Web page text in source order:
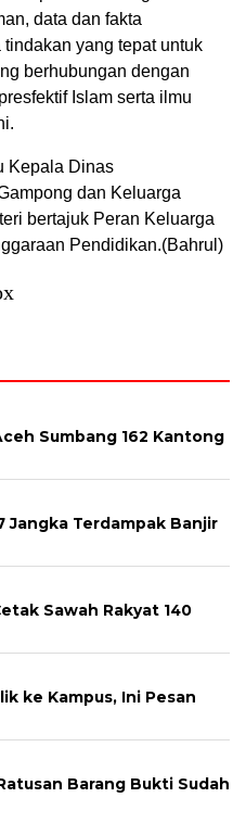
data dan fakta
yang tepat untuk
berhubungan dengan
Islam serta ilmu
Kepala Dinas
dan Keluarga
bertajuk Peran Keluarga
Pendidikan.(Bahrul)
Sumbang 162 Kantong
Jangka Terdampak Banjir
Sawah Rakyat 140
ke Kampus, Ini Pesan
Barang Bukti Sudah